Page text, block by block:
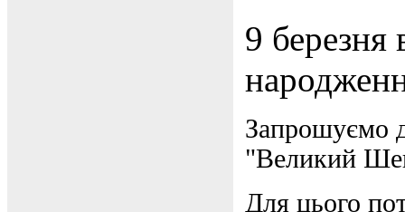
9 березня
Запрошуємо
"Великий
Для цього